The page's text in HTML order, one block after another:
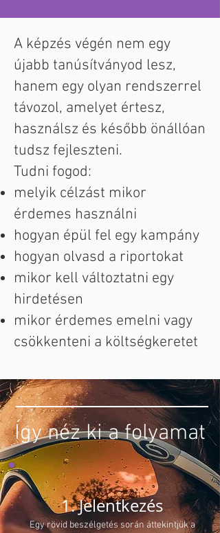
A képzés végén nem egy
újabb tanúsítványod lesz,
hanem egy olyan rendszerrel
távozol, amelyet értesz,
használsz és később önállóan
tudsz fejleszteni.
Tudni fogod:
melyik célzást mikor
érdemes használni
hogyan épül fel egy kampány
hogyan olvasd a riportokat
mikor kell változtatni egy
hirdetésen
mikor érdemes emelni vagy
csökkenteni a költségkeretet
Így néz ki a folyamat
1. Jelentkezés
Egy rövid beszélgetés során áttekintjük a